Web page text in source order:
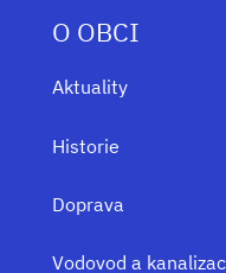
O OBCI
Aktuality
Historie
Doprava
Vodovod a